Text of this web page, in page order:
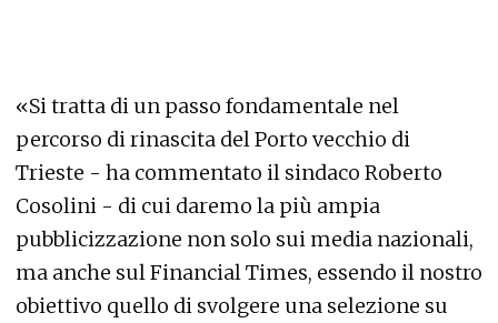
«Si tratta di un passo fondamentale nel
percorso di rinascita del Porto vecchio di
Trieste - ha commentato il sindaco Roberto
Cosolini - di cui daremo la più ampia
pubblicizzazione non solo sui media nazionali,
ma anche sul Financial Times, essendo il nostro
obiettivo quello di svolgere una selezione su